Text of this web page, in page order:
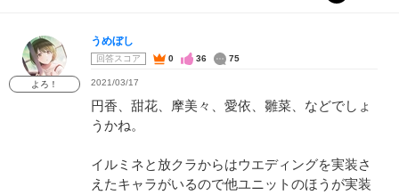
よろ！
うめぼし
回答スコア 0 36 75
2021/03/17
円香、甜花、摩美々、愛依、雛菜、などでしょ
うかね。
イルミネと放クラからはウエディングを実装さ
えたキャラがいるので他ユニットのほうが実装